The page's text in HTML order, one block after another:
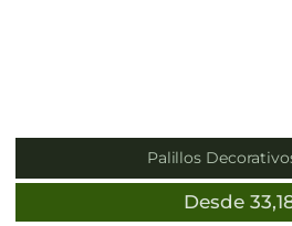
Palillos
Desde